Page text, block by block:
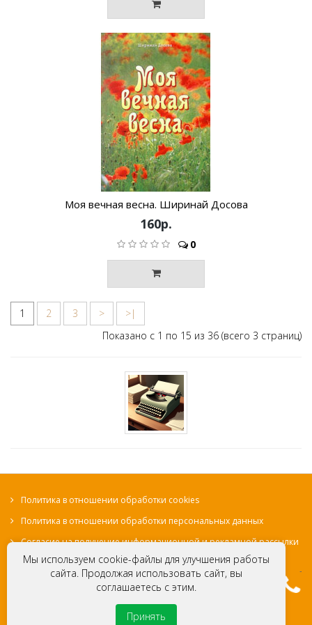
Мы используем cookie-файлы для улучшения работы
сайта. Продолжая использовать сайт, вы
соглашаетесь с этим.
Принять
Моя вечная весна. Ширинай Досова
160р.
0
1 2 3 >
>|
Показано с 1 по 15 из 36 (всего 3 страниц)
Политика в отношении обработки cookies
Политика в отношении обработки персональных данных
Согласие на получение информационной и рекламной рассылки
© Местная Религиозная Организация «Христианская
миссия Евангельских христиан-баптистов «Свет на